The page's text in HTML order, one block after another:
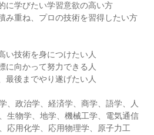
に学びたい学習意欲の高い方
み重ね、プロの技術を習得したい方
い技術を身につけたい人
に向かって努力できる人
最後までやり遂げたい人
、政治学、経済学、商学、語学、人
生物学、地学、機械工学、電気通信
応用化学、応用物理学、原子力工